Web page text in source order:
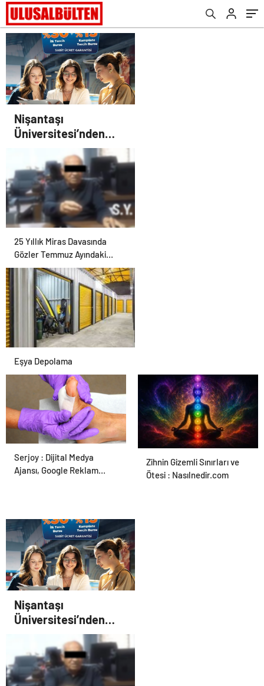
Nişantaşı
Üniversitesi’nden
2026 YKS Adaylarına
Çifte Güvence: Sabit
Ücret ve Kesintisiz
Burs
25 Yıllık Miras Davasında
Gözler Temmuz Ayındaki
Karar Duruşmasına Çevrildi
Eşya Depolama
Ortopodoloji İle Diyabetik
Ayak Yarası Tedavisi
Zihnin Gizemli Sınırları ve
Ötesi : Nasılnedir.com
Serjoy : Dijital Medya
Ajansı, Google Reklam
Nişantaşı
Üniversitesi’nden
2026 YKS Adaylarına
Çifte Güvence: Sabit
Ücret ve Kesintisiz
Burs